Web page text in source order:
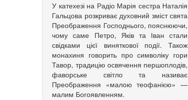
У катехезі на Радіо Марія сестра Наталія
Гальцова розкриває духовний зміст свята
Преображення Господнього, пояснюючи,
чому саме Петро, Яків та Іван стали
свідками цієї виняткової події. Також
монахиня говорить про символіку гори
Тавор, традицію освячення першоплодів,
фаворське світло та називає
Преображення «малою теофанією» —
малим Богоявленням.